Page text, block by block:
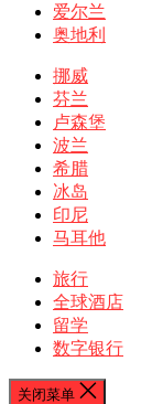
爱尔兰
奥地利
挪威
芬兰
卢森堡
波兰
希腊
冰岛
印尼
马耳他
旅行
全球酒店
留学
数字银行
关闭菜单